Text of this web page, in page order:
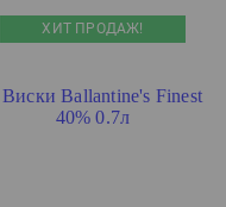
ХИТ ПРОДАЖ!